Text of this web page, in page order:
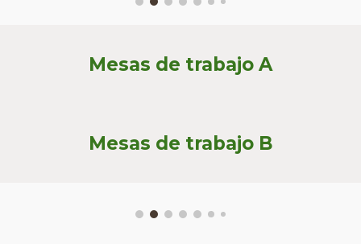
Mesas de trabajo A
Mesas de trabajo B